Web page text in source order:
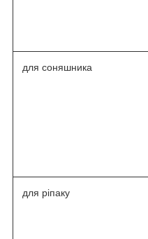
для соняшника
для ріпаку